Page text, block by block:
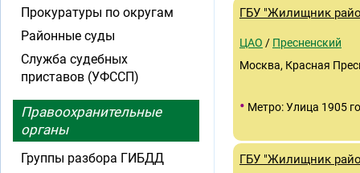
ГБУ "Жилищник
ЦАО / Пресненский
Москва, Красная
• Метро: Улица 1905
ГБУ "Жилищник
Прокуратуры по округам
Районные суды
Служба судебных
приставов (УФССП)
Правоохранительные
органы
Группы разбора ГИБДД